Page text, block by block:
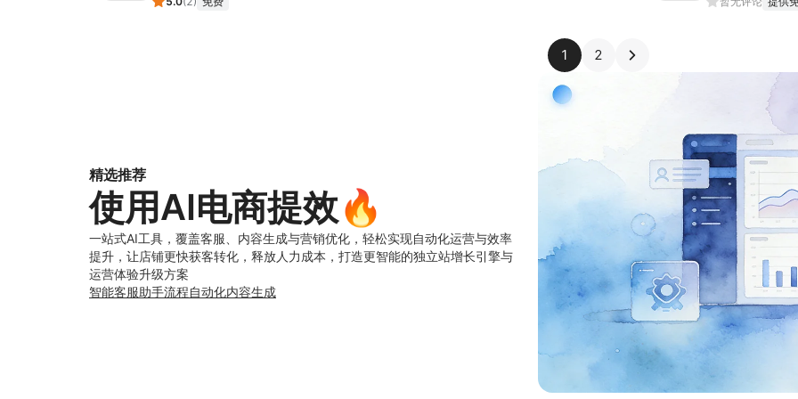
1 2
精选推荐
使用AI电商提效🔥
一站式AI工具，覆盖客服、内容生成与营销优化，轻松实现自动化运营与效率
提升，让店铺更快获客转化，释放人力成本，打造更智能的独立站增长引擎与
运营体验升级方案
智能客服助手流程自动化内容生成